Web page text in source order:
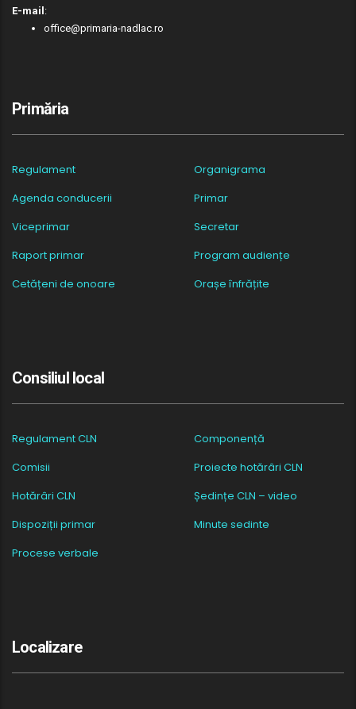
E-mail:
office@primaria-nadlac.ro
Primăria
Regulament
Organigrama
Agenda conducerii
Primar
Viceprimar
Secretar
Raport primar
Program audiențe
Cetățeni de onoare
Orașe înfrățite
Consiliul local
Regulament CLN
Componență
Comisii
Proiecte hotărâri CLN
Hotărâri CLN
Ședințe CLN – video
Dispoziții primar
Minute sedinte
Procese verbale
Localizare